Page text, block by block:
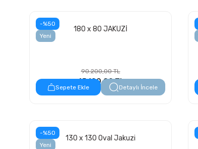
-%50
Yeni
180 x 80 JAKUZİ
90.200,00 TL
45.100,00 TL
Sepete Ekle Detaylı İncele
-%50
Yeni
130 x 130 Oval Jakuzi